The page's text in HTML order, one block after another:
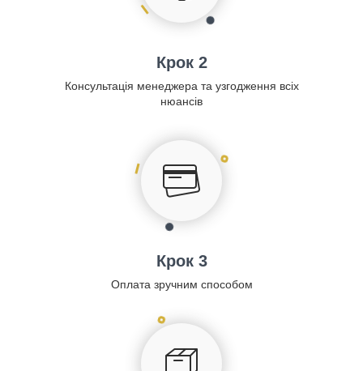
Крок 2
Консультація менеджера та узгодження всіх
нюансів
Крок 3
Оплата зручним способом